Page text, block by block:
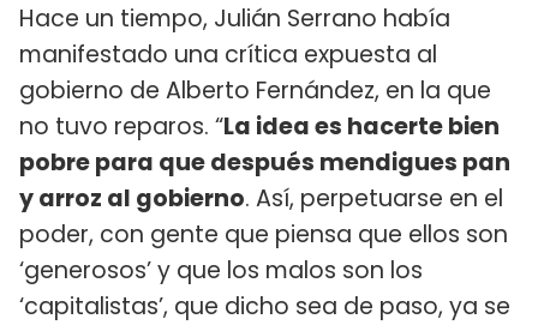
Hace un tiempo, Julián Serrano había
manifestado una crítica expuesta al
gobierno de Alberto Fernández, en la que
no tuvo reparos. “La idea es hacerte bien
pobre para que después mendigues pan
y arroz al gobierno. Así, perpetuarse en el
poder, con gente que piensa que ellos son
‘generosos’ y que los malos son los
‘capitalistas’, que dicho sea de paso, ya se